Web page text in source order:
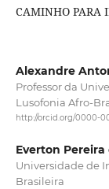
CAMINHO PARA
Alexandre
Professor da
Lusofonia Afro-
http://orcid.org/0000-
Everton Pereira
Universidade de
Brasileira